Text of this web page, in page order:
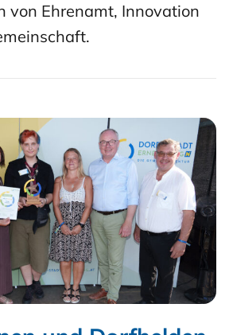
von Ehrenamt, Innovation